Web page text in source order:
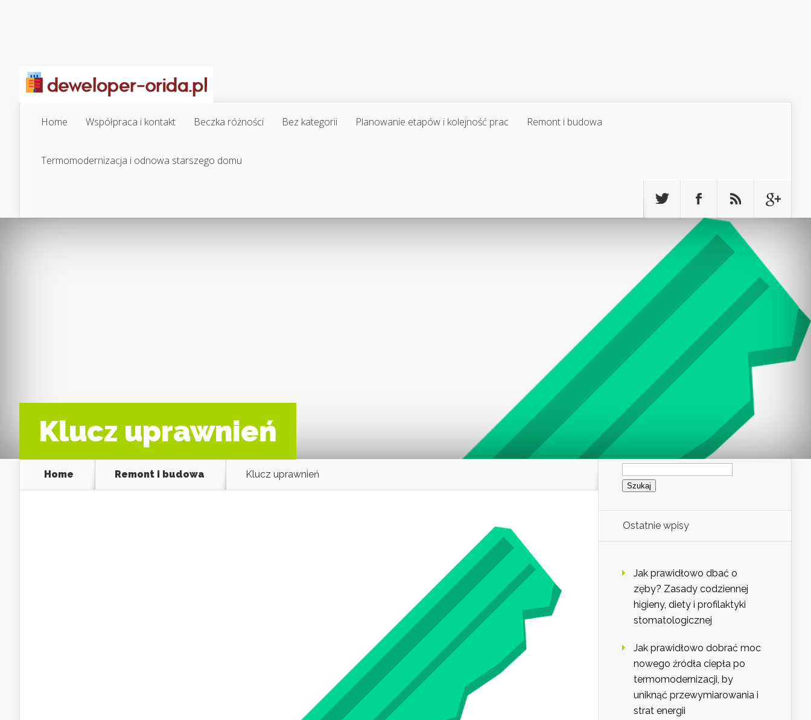
Home Współpraca i kontakt Beczka różności Bez kategorii Planowanie etapów i kolejność prac Remont i budowa
Termomodernizacja i odnowa starszego domu
Klucz uprawnień
Home Remont i budowa Klucz uprawnień
Szukaj:
Ostatnie wpisy
Jak prawidłowo dbać o
zęby? Zasady codziennej
higieny, diety i profilaktyki
stomatologicznej
Jak prawidłowo dobrać moc
nowego źródła ciepła po
termomodernizacji, by
uniknąć przewymiarowania i
strat energii